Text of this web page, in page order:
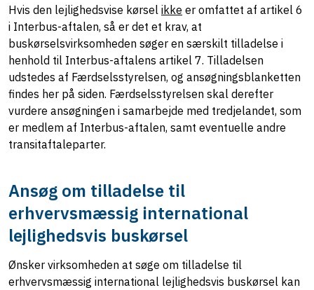
Hvis den lejlighedsvise kørsel ikke er omfattet af artikel 6
i Interbus-aftalen, så er det et krav, at
buskørselsvirksomheden søger en særskilt tilladelse i
henhold til Interbus-aftalens artikel 7. Tilladelsen
udstedes af Færdselsstyrelsen, og ansøgningsblanketten
findes her på siden. Færdselsstyrelsen skal derefter
vurdere ansøgningen i samarbejde med tredjelandet, som
er medlem af Interbus-aftalen, samt eventuelle andre
transitaftaleparter.
Ansøg om tilladelse til
erhvervsmæssig international
lejlighedsvis buskørsel
Ønsker virksomheden at søge om tilladelse til
erhvervsmæssig international lejlighedsvis buskørsel kan